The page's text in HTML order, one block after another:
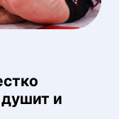
душит и